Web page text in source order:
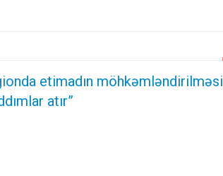
etimadın möhkəmləndirilməsi
atır”